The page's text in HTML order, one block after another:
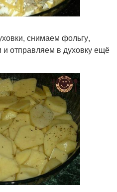
снимаем фольгу,
отправляем в духовку ещё